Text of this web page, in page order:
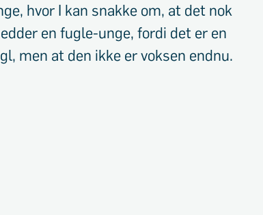
hvor I kan snakke om, at det nok
en fugle-unge, fordi det er en
men at den ikke er voksen endnu.